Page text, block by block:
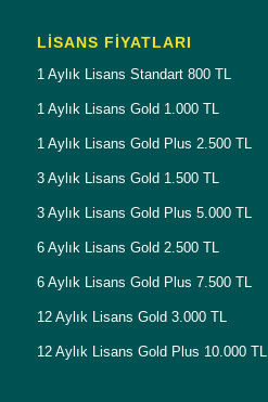
LISANS FIYATLARI
1 Aylık Lisans Standart 800 TL
1 Aylık Lisans Gold 1.000 TL
1 Aylık Lisans Gold Plus 2.500 TL
3 Aylık Lisans Gold 1.500 TL
3 Aylık Lisans Gold Plus 5.000 TL
6 Aylık Lisans Gold 2.500 TL
6 Aylık Lisans Gold Plus 7.500 TL
12 Aylık Lisans Gold 3.000 TL
12 Aylık Lisans Gold Plus 10.000 TL